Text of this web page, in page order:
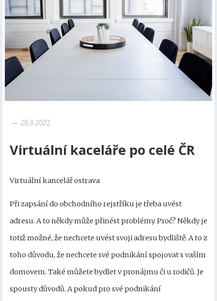
28.3.2022
Virtuální kaceláře po celé ČR
Virtuální kancelář ostrava
Při zapsání do obchodního rejstříku je třeba uvést
adresu. A to někdy může přinést problémy. Proč? Někdy je
totiž možné, že nechcete uvést svoji adresu bydliště. A to z
toho důvodu, že nechcete své podnikání spojovat s vaším
domovem. Také můžete bydlet v pronájmu či u rodičů. Je
spousty důvodů. A pokud pro své podnikání